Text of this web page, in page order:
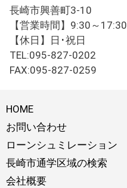
長崎市興善町3-10
【営業時間】9:30～17:30
【休日】日･祝日
TEL:095-827-0202
FAX:095-827-0259
HOME
お問い合わせ
ローンシュミレーション
長崎市通学区域の検索
会社概要